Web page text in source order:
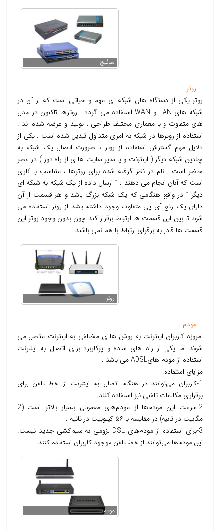
سوئیچ
– روتر :
روتر یکی از دستگاه های شبکه ای مهم و حیاتی است که از آن در
شبکه های LAN و WAN استفاده می گردد . روترها تاکنون در مدل
های متفاوت و با معماری مختلف طراحی ، تولید و عرضه شده اند .
استفاده از روترها در شبکه به امری متداول تبدیل شده است . یکی از
دلایل مهم گسترش استفاده از روتر ، ضرورت اتصال یک شبکه به
چندین شبکه دیگر ( اینترنت و یا سایر سایت ها ی از راه دور ) در عصر
حاضر است . نام در نظر گرفته شده برای روترها ، متناسب با کاری
است که آنان انجام می دهند : ” ارسال داده از یک شبکه به شبکه ای
دیگر ” در واقع هنگامی که یک شبکه بزرگ باشد و هر قسمت از آن
دارای یک رنج آی پی متفاوت وجود داشته باشد از روتر استفاده می
شود تا بین این قسمت ها ارتباط برقرار کند چون بدون وجود روتر این
قسمت ها قادر به برقرای ارتباط با هم نمی باشند.
روتر
– مودم :
امروزه کاربران اینترنت به روش ها ی مختلفی به اینترنت متصل می
شوند اما یکی از راه های ساده و پرکاربرد برای اتصال به اینترنت
استفاده از مودم هایADSL می باشد .
مزایای استفاده:
1-كاربران می‌توانند در هنگام اتصال به اینترنت از خط تلفن برای
برقراری مكالمات تلفنی نیز استفاده كنند.
2-سرعت این مودم‌ها از مودم‌های معمولی بسیار بالاتر است (2
مگابیت در ثانیه) در مقایسه با ۵۶ كیلوبیت در ثانیه .
3-برای استفاده از مودم‌های DSL لزومی به سیم‌كشی جدید نیست.
این مودم‌ها می‌توانند از خط تلفن موجود كاربران استفاده كنند.
مودم